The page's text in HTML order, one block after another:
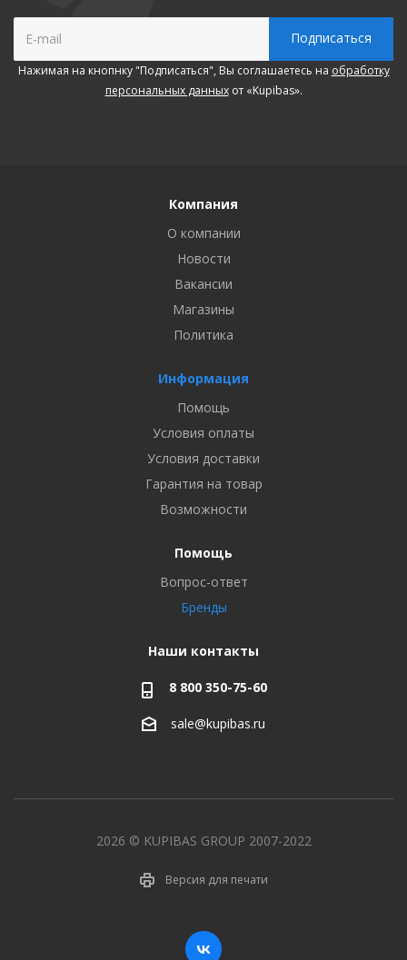
Нажимая на кнопнку "Подписаться", Вы соглашаетесь на обработку
персональных данныхот «Kupibas».
Компания
О компании
Новости
Вакансии
Магазины
Политика
Информация
Помощь
Условия оплаты
Условия доставки
Гарантия на товар
Возможности
Помощь
Вопрос-ответ
Бренды
Наши контакты
8 800 350-75-60
sale@kupibas.ru
2026 © KUPIBAS GROUP 2007-2022
Версия для печати